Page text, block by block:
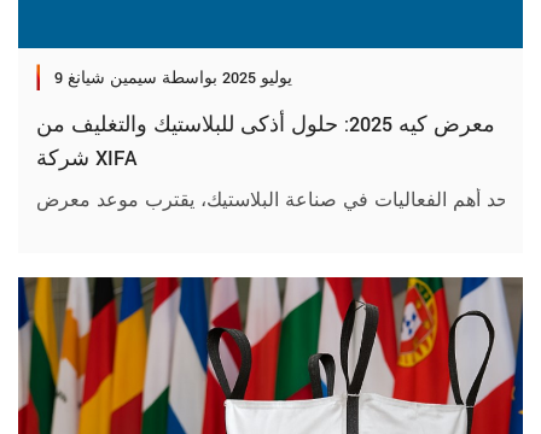
9 يوليو 2025 بواسطة سيمين شيانغ
معرض كيه 2025: حلول أذكى للبلاستيك والتغليف من
شركة XIFA